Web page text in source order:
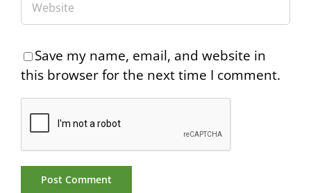
Save my name, email, and website in
this browser for the next time I comment.